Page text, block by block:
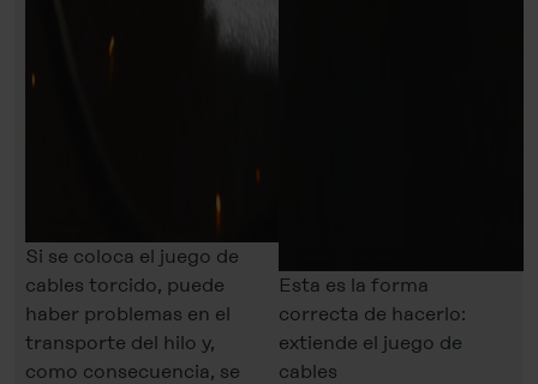
Si se coloca el juego de
cables torcido, puede
haber problemas en el
transporte del hilo y,
como consecuencia, se
Esta es la forma
correcta de hacerlo:
extiende el juego de
cables